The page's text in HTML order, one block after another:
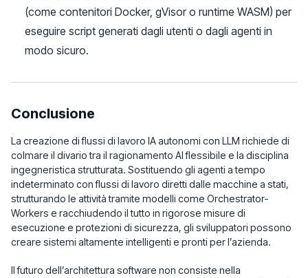
(come contenitori Docker, gVisor o runtime WASM) per
eseguire script generati dagli utenti o dagli agenti in
modo sicuro.
Conclusione
La creazione di flussi di lavoro IA autonomi con LLM richiede di
colmare il divario tra il ragionamento AI flessibile e la disciplina
ingegneristica strutturata. Sostituendo gli agenti a tempo
indeterminato con flussi di lavoro diretti dalle macchine a stati,
strutturando le attività tramite modelli come Orchestrator-
Workers e racchiudendo il tutto in rigorose misure di
esecuzione e protezioni di sicurezza, gli sviluppatori possono
creare sistemi altamente intelligenti e pronti per l’azienda.
Il futuro dell’architettura software non consiste nella